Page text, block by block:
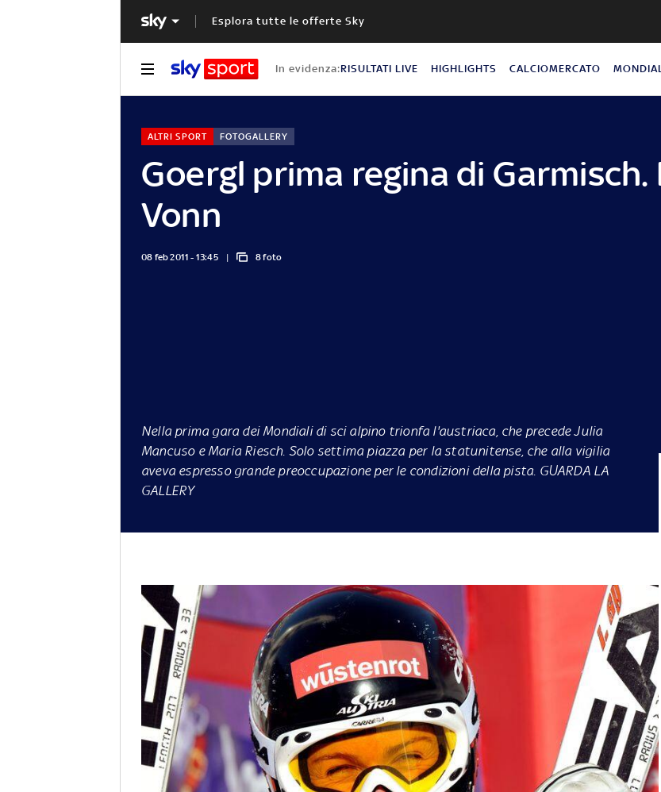
Esplora tutte le offerte Sky
In evidenza:RISULTATI LIVE HIGHLIGHTS CALCIOMERCATO
Goergl prima regina di Garmisch.
Vonn
ALTRI SPORT FOTOGALLERY
08 feb 2011 - 13:45 8 foto
Nella prima gara dei Mondiali di sci alpino trionfa l'austriaca, che precede Julia
Mancuso e Maria Riesch. Solo settima piazza per la statunitense, che alla vigilia
aveva espresso grande preoccupazione per le condizioni della pista. GUARDA LA
GALLERY